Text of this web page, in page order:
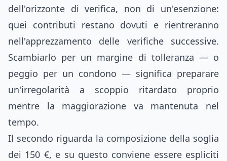
dell'orizzonte di verifica, non di un'esenzione:
quei contributi restano dovuti e rientreranno
nell'apprezzamento delle verifiche successive.
Scambiarlo per un margine di tolleranza — o
peggio per un condono — significa preparare
un'irregolarità a scoppio ritardato proprio
mentre la maggiorazione va mantenuta nel
tempo.
Il secondo riguarda la composizione della soglia
dei 150 €, e su questo conviene essere espliciti